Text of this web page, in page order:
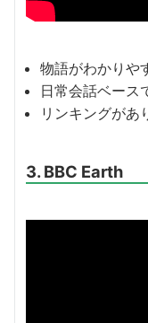
物語がわかりや
日常会話ベース
リンキングがあ
3. BBC Earth